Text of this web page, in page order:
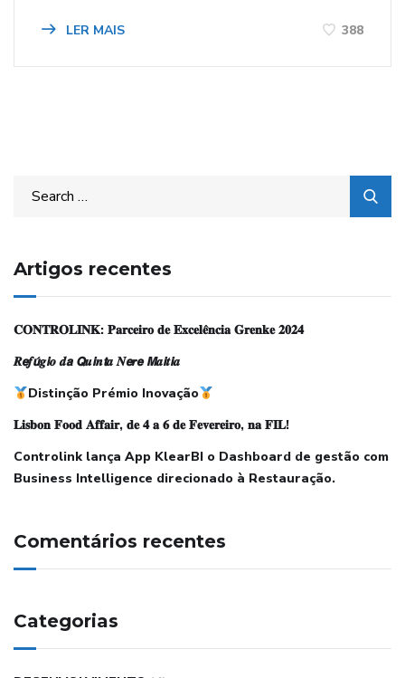
LER MAIS 388
Artigos recentes
𝐂𝐎𝐍𝐓𝐑𝐎𝐋𝐈𝐍𝐊: 𝐏𝐚𝐫𝐜𝐞𝐢𝐫𝐨 𝐝𝐞 𝐄𝐱𝐜𝐞𝐥𝐞̂𝐧𝐜𝐢𝐚 𝐆𝐫𝐞𝐧𝐤𝐞 𝟐𝟎𝟐𝟒
𝑹𝙚𝒇𝙪́𝒈𝙞𝒐 𝒅𝙖 𝙌𝒖𝙞𝒏𝙩𝒂 𝑵𝙚𝒓𝙚 𝙈𝒂𝙞𝒕𝙞𝒂
Distinção Prémio Inovação
𝐋𝐢𝐬𝐛𝐨𝐧 𝐅𝐨𝐨𝐝 𝐀𝐟𝐟𝐚𝐢𝐫, 𝐝𝐞 𝟒 𝐚 𝟔 𝐝𝐞 𝐅𝐞𝐯𝐞𝐫𝐞𝐢𝐫𝐨, 𝐧𝐚 𝐅𝐈𝐋!
Controlink lança App KlearBI o Dashboard de gestão com
Business Intelligence direcionado à Restauração.
Comentários recentes
Categorias